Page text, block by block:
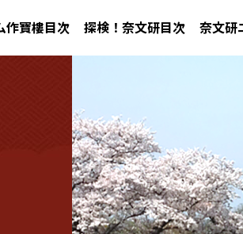
作寶樓目次 探検！奈文研目次 奈文研